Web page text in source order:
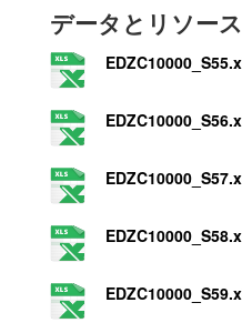
データとリソース